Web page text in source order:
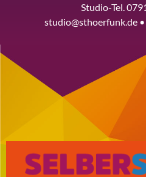
Studio-Tel.
studio@sthoerfunk.de